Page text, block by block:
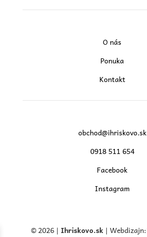
O nás
Ponuka
Kontakt
obchod@ihriskovo.sk
0918 511 654
Facebook
Instagram
© 2026 | Ihriskovo.sk| Webdizajn: